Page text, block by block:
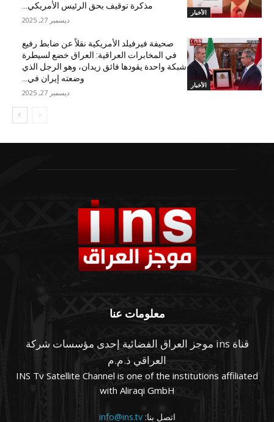
الأخبار
مذكرة توقيف بحق الرئيس الأمريكي...
ديسمبر 27, 2025
الأخبار
صحيفة فيرفيلد الأمريكية نقلاً عن ضابط رفيع
في المخابرات العراقية: العراق خضع لسيطرة
شبكة واحدة يقودها فائق زيدان، وهو الرجل الذي
وضعته إيران في...
ديسمبر 27, 2025
معلومات عنا
قناة ins موجز العراق الفضائية إحدى مؤسسات شركة
العراقي ذ.م.م
INS Tv Satellite Channel is one of the institutions affiliated
with Aliraqi GmbH
اتصل بنا:info@ins.tv